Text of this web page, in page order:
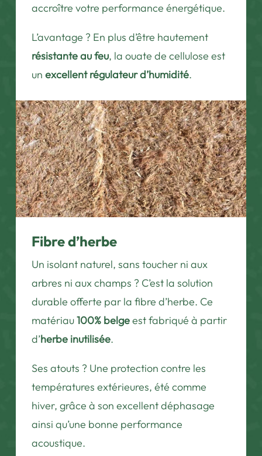
accroître votre performance énergétique.
L’avantage ? En plus d’être hautement
résistante au feu, la ouate de cellulose est
un excellent régulateur d’humidité.
Fibre d’herbe
Un isolant naturel, sans toucher ni aux
arbres ni aux champs ? C’est la solution
durable offerte par la fibre d’herbe. Ce
matériau100% belgeest fabriqué à partir
d’herbe inutilisée.
Ses atouts ? Une protection contre les
températures extérieures, été comme
hiver, grâce à son excellent déphasage
ainsi qu’une bonne performance
acoustique.